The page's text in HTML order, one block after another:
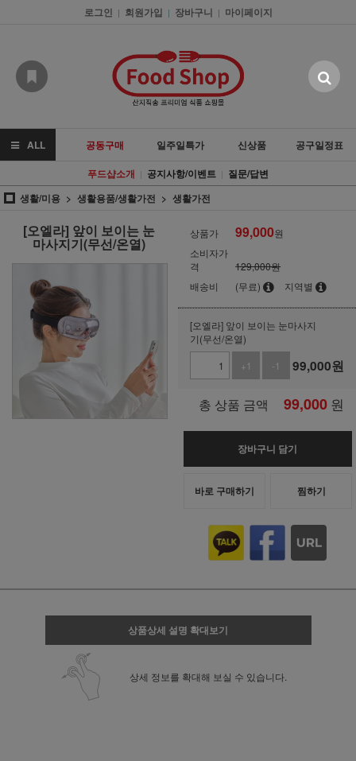
로그인 | 회원가입 | 장바구니 | 마이페이지
ALL 공동구매 일주일특가 신상품
공구일정표
푸드샵소개 | 공지사항/이벤트 | 질문/답변
생활/미용
생활용품/생활가전 생활가전
[오엘라] 앞이 보이는 눈
마사지기(무선/온열)
상품가 99,000원
소비자가
격
129,000원
배송비
(무료) 지역별
[오엘라] 앞이 보이는 눈마사지
기(무선/온열)
+1
-1 99,000원
총 상품 금액 99,000 원
장바구니 담기
바로 구매하기 찜하기
상품상세 설명 확대보기
상세 정보를 확대해 보실 수 있습니다.